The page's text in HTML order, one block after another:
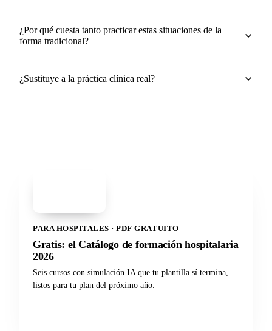
¿Por qué cuesta tanto practicar estas situaciones de la
forma tradicional?
¿Sustituye a la práctica clínica real?
PARA HOSPITALES · PDF GRATUITO
Gratis: el Catálogo de formación hospitalaria
2026
Seis cursos con simulación IA que tu plantilla sí termina,
listos para tu plan del próximo año.